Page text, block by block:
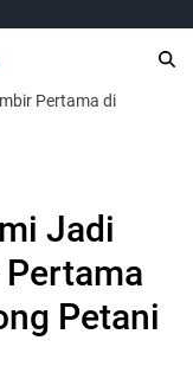
Pertama di
Jadi
Pertama
Petani